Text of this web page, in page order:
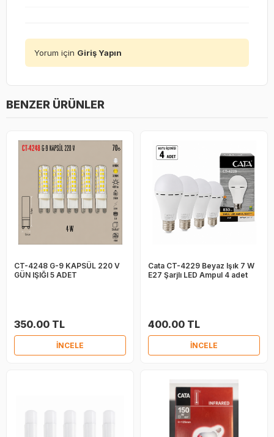
Yorum için Giriş Yapın
BENZER ÜRÜNLER
CT-4248 G-9 KAPSÜL 220 V
GÜN IŞIĞI 5 ADET
350.00 TL
İNCELE
Cata CT-4229 Beyaz Işık 7 W
E27 Şarjlı LED Ampul 4 adet
400.00 TL
İNCELE